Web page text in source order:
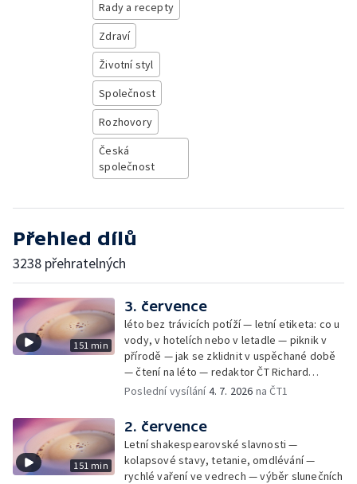
Rady a recepty
Zdraví
Životní styl
Společnost
Rozhovory
Česká
společnost
Přehled dílů
3238 přehratelných
151 min
3. července
léto bez trávicích potíží — letní etiketa: co u
vody, v hotelích nebo v letadle — piknik v
přírodě — jak se zklidnit v uspěchané době
— čtení na léto — redaktor ČT Richard
Samko
Poslední vysílání4. 7. 2026 na ČT1
151 min
2. července
Letní shakespearovské slavnosti —
kolapsové stavy, tetanie, omdlévání —
rychlé vaření ve vedrech — výběr slunečních